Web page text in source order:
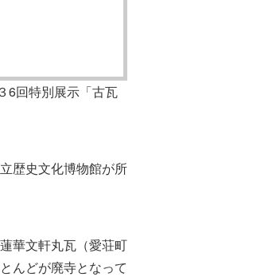
6回特別展示「古瓦
歴史文化博物館が所
華文軒丸瓦（愛荘町
んどが廃寺となって